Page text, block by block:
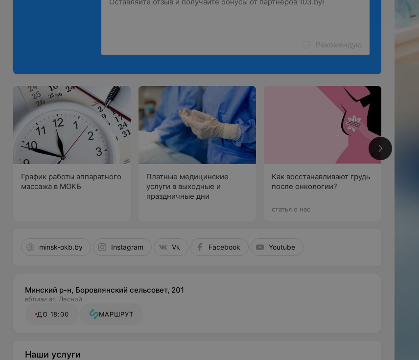
Рекомендую
График работы аппаратного
массажа в МОКБ
Платные медицинские
услуги в выходные и
праздничные дни
Как восстанавливают грудь
после онкологии?
статья о нас
minsk-okb.by Instagram Vk Facebook Youtube
Минский р-н, Боровлянский сельсовет, 201
вблизи аг. Лесной
ДО 18:00
МАРШРУТ
Наши услуги